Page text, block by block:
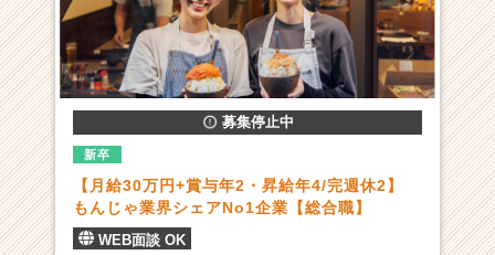
く
う
や
／
お
た
ま
と
募集停止中
新卒
【月給30万円+賞与年2・昇給年4/完週休2】
もんじゃ業界シェアNo1企業【総合職】
WEB面談 OK